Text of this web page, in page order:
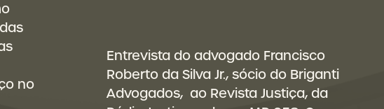
no
Entrevista do advogado Francisco
Roberto da Silva Jr., sócio do Briganti
Advogados, ao Revista Justiça, da